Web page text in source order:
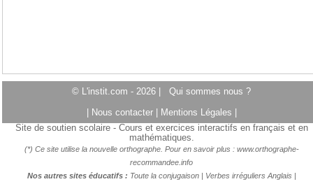
© L'instit.com - 2026 | Qui sommes nous ?
Nous contacter Mentions Légales
Site de soutien scolaire - Cours et exercices interactifs en français et en
mathématiques.
(*) Ce site utilise la nouvelle orthographe. Pour en savoir plus : www.orthographe-
recommandee.info
Nos autres sites éducatifs : Toute la conjugaison| Verbes irréguliers Anglais